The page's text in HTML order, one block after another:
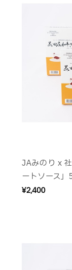
JAみのり x
ートソース」
¥2,400